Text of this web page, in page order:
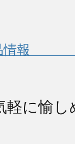
報
に愉し